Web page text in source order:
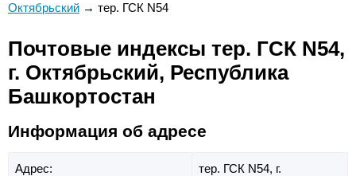
Октябрьский → тер. ГСК N54
Почтовые индексы тер. ГСК N54,
г. Октябрьский, Республика
Башкортостан
Информация об адресе
Адрес: тер. ГСК N54, г.